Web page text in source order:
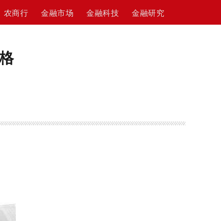
农商行 金融市场 金融科技 金融研究